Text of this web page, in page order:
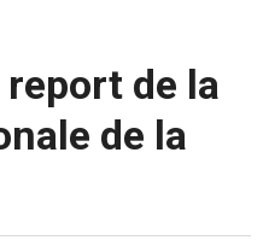
de la
de la